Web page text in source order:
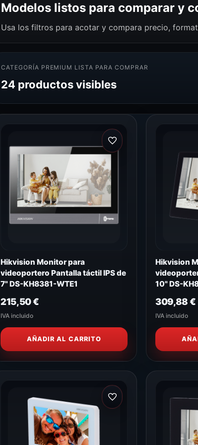
Modelos listos para comparar y
Usa los filtros para acotar y compara precio,
CATEGORÍA PREMIUM LISTA PARA COMPRAR
24 productos visibles
Hikvision Monitor para
videoportero Pantalla táctil IPS de
7" DS-KH8381-WTE1
215,50€
IVA incluido
AÑADIR AL CARRITO
Hikvision
10" DS-
309,88€
IVA incluido